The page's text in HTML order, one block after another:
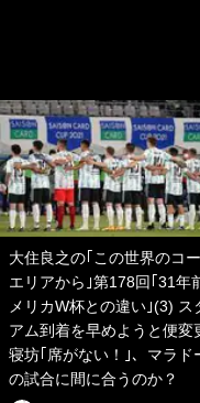
大住良之の｢この世界のコ
エリアから｣第178回｢31年
メリカW杯との違い｣(3) ス
アム到着を早めようと便変
寝坊｢席がない！｣、マラド
の試合に間に合うのか？